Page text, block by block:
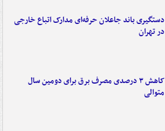
دستگیری باند جاعلان حرفه‌ای مدارک اتباع خارجی
در تهران
کاهش ۳ درصدی مصرف برق برای دومین سال
متوالی